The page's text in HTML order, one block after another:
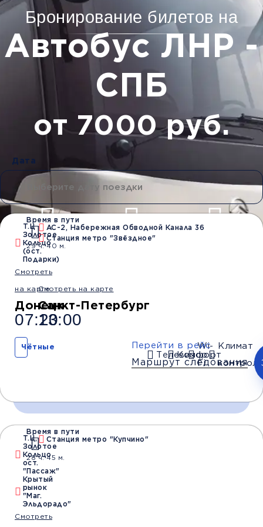
Бронирование билетов на
Автобус ЛНР -
СПБ
от 7000 руб.
Дата
Водители со
стажем от 10 лет
Безопасные
Обратный рейс
Т.Ц
Золотое
Кольцо
(ост.
Подарки)
Смотреть
на карте
Донецк
07:20
Время в пути
29 ч. 40 м.
АС-2, Набережная Обводной Канала 36
Станция метро "Звёздное"
Смотреть на карте
Санкт-Петербург
13:00
Чётные
Телевизор
Комфорт
Wi-
Fi
Климат
контроль
Перейти в рейс
Маршрут следования
Время и место отправления / прибытия:
07:20
Донецк
(Т.Ц Золотое
Т.Ц,
Золотое
Кольцо
ост.
"Пассаж"
Крытый
рынок
"Маг.
Эльдорадо"
Смотреть
Время в пути
28 ч. 45 м.
Станция метро "Купчино"